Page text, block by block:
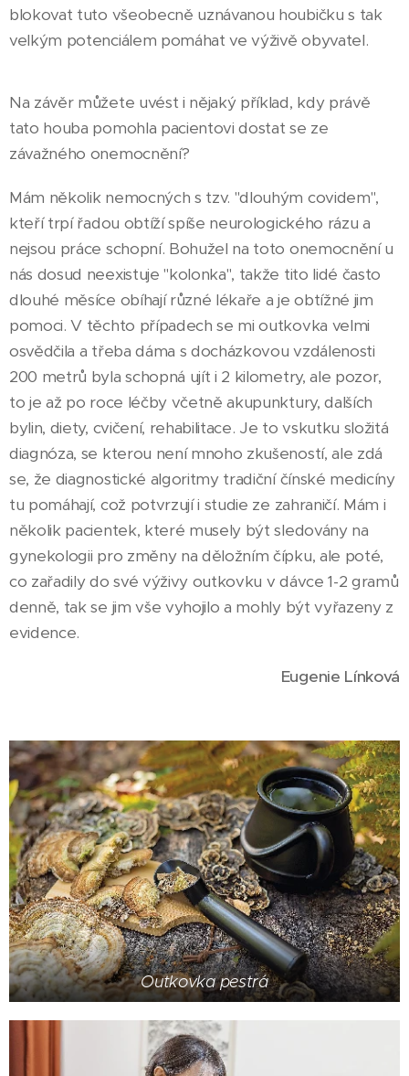
blokovat tuto všeobecně uznávanou houbičku s tak
velkým potenciálem pomáhat ve výživě obyvatel.
Na závěr můžete uvést i nějaký příklad, kdy právě
tato houba pomohla pacientovi dostat se ze
závažného onemocnění?
Mám několik nemocných s tzv. "dlouhým covidem",
kteří trpí řadou obtíží spíše neurologického rázu a
nejsou práce schopní. Bohužel na toto onemocnění u
nás dosud neexistuje "kolonka", takže tito lidé často
dlouhé měsíce obíhají různé lékaře a je obtížné jim
pomoci. V těchto případech se mi outkovka velmi
osvědčila a třeba dáma s docházkovou vzdálenosti
200 metrů byla schopná ujít i 2 kilometry, ale pozor,
to je až po roce léčby včetně akupunktury, dalších
bylin, diety, cvičení, rehabilitace. Je to vskutku složitá
diagnóza, se kterou není mnoho zkušeností, ale zdá
se, že diagnostické algoritmy tradiční čínské medicíny
tu pomáhají, což potvrzují i studie ze zahraničí. Mám i
několik pacientek, které musely být sledovány na
gynekologii pro změny na děložním čípku, ale poté,
co zařadily do své výživy outkovku v dávce 1-2 gramů
denně, tak se jim vše vyhojilo a mohly být vyřazeny z
evidence.
Eugenie Línková
Outkovka pestrá